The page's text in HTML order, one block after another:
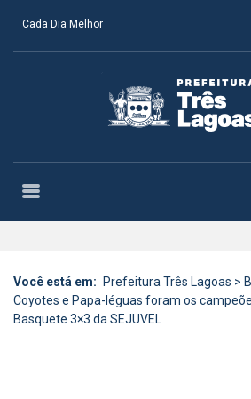
Cada Dia Melhor
Você está em: Prefeitura Três Lagoas >
Coyotes e Papa-léguas foram os
Basquete 3×3 da SEJUVEL